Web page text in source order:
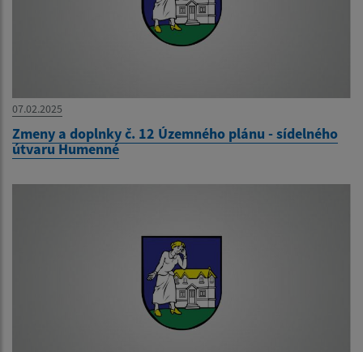
07.02.2025
Zmeny a doplnky č. 12 Územného plánu - sídelného
útvaru Humenné